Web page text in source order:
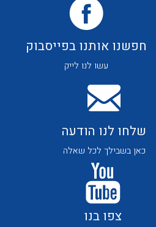
לכל מוצרי היצרן
חפשנו אותנו בפייסבוק
עשו לנו לייק
שלחו לנו הודעה
כאן בשבילך לכל שאלה
צפו בנו